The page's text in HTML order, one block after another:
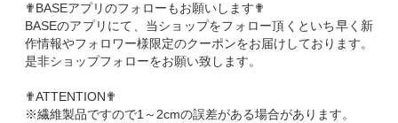
✟BASEアプリのフォローもお願いします✟
BASEのアプリにて、当ショップをフォロー頂くといち早く新
作情報やフォロワー様限定のクーポンをお届けしております。
是非ショップフォローをお願い致します。
✟ATTENTION✟
※繊維製品ですので1～2cmの誤差がある場合があります。